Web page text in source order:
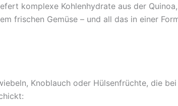
komplexe Kohlenhydrate aus der
frischen Gemüse – und all das in einer
Knoblauch oder Hülsenfrüchte, die